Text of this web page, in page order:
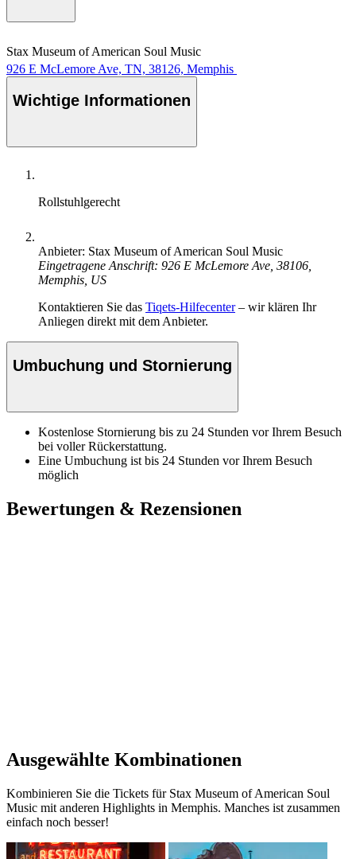
Stax Museum of American Soul Music
926 E McLemore Ave, TN, 38126, Memphis
Wichtige Informationen
Rollstuhlgerecht
Anbieter: Stax Museum of American Soul Music
Eingetragene Anschrift: 926 E McLemore Ave, 38106,
Memphis, US
Kontaktieren Sie das Tiqets-Hilfecenter– wir klären Ihr
Anliegen direkt mit dem Anbieter.
Umbuchung und Stornierung
Kostenlose Stornierung bis zu 24 Stunden vor Ihrem Besuch
bei voller Rückerstattung.
Eine Umbuchung ist bis 24 Stunden vor Ihrem Besuch
möglich
Bewertungen & Rezensionen
Ausgewählte Kombinationen
Kombinieren Sie die Tickets für Stax Museum of American Soul
Music mit anderen Highlights in Memphis. Manches ist zusammen
einfach noch besser!